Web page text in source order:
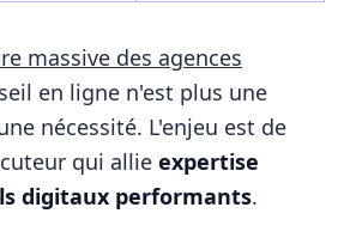
massive des agences
en ligne n'est plus une
nécessité. L'enjeu est de
qui allie expertise
digitaux performants.